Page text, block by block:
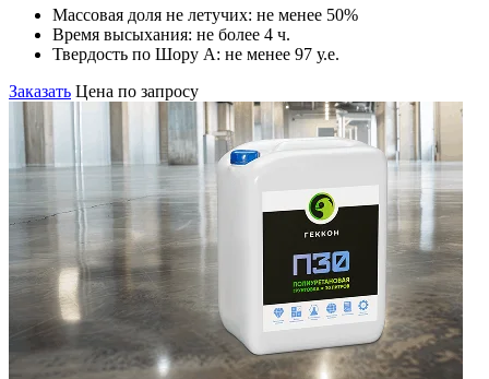
Массовая доля не летучих: не менее 50%
Время высыхания: не более 4 ч.
Твердость по Шору А: не менее 97 у.е.
Заказать Цена по запросу